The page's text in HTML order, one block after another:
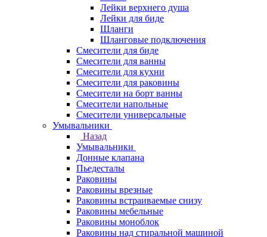
Лейки верхнего душа
Лейки для биде
Шланги
Шланговые подключения
Смесители для биде
Смесители для ванны
Смесители для кухни
Смесители для раковины
Смесители на борт ванны
Смесители напольные
Смесители универсальные
Умывальники
Назад
Умывальники
Донные клапана
Пьедесталы
Раковины
Раковины врезные
Раковины встраиваемые снизу
Раковины мебельные
Раковины моноблок
Раковины над стиральной машиной